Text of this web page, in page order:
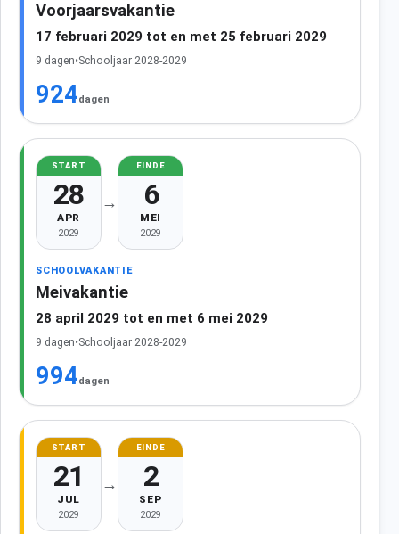
Voorjaarsvakantie
17 februari 2029 tot en met 25 februari 2029
9 dagen•Schooljaar 2028-2029
924dagen
START
28
APR
2029
→
EINDE
6
MEI
2029
SCHOOLVAKANTIE
Meivakantie
28 april 2029 tot en met 6 mei 2029
9 dagen•Schooljaar 2028-2029
994dagen
START
21
JUL
2029
→
EINDE
2
SEP
2029